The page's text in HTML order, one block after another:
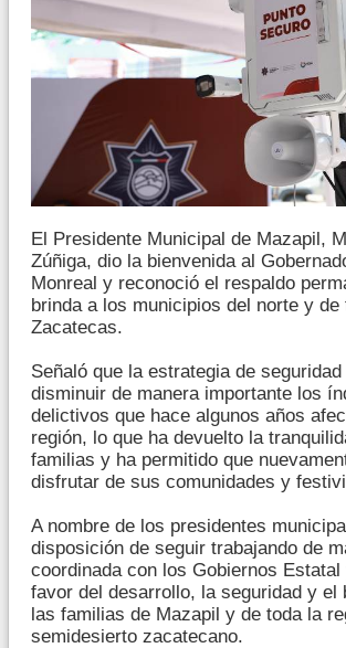
El Presidente Municipal de Mazapil,
Zúñiga, dio la bienvenida al
Monreal y reconoció el respaldo
brinda a los municipios del norte y de
Zacatecas.
Señaló que la estrategia de
disminuir de manera importante los
delictivos que hace algunos años
región, lo que ha devuelto la
familias y ha permitido que
disfrutar de sus comunidades y
A nombre de los presidentes
disposición de seguir trabajando de
coordinada con los Gobiernos
favor del desarrollo, la seguridad y el
las familias de Mazapil y de toda la
semidesierto zacatecano.